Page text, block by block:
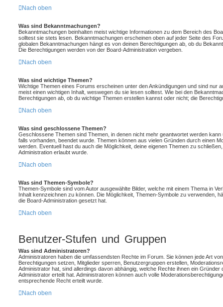
Nach oben
Was sind Bekanntmachungen?
Bekanntmachungen beinhalten meist wichtige Informationen zu dem Bereich des
solltest sie stets lesen. Bekanntmachungen erscheinen oben auf jeder Seite des
globalen Bekanntmachungen hängt es von deinen Berechtigungen ab, ob du
Die Berechtigungen werden von der Board-Administration vergeben.
Nach oben
Was sind wichtige Themen?
Wichtige Themen eines Forums erscheinen unter den Ankündigungen und sind nur
meist einen wichtigen Inhalt, weswegen du sie lesen solltest. Wie bei den
Berechtigungen ab, ob du wichtige Themen erstellen kannst oder nicht; die
Nach oben
Was sind geschlossene Themen?
Geschlossene Themen sind Themen, in denen nicht mehr geantwortet werden kann
falls vorhanden, beendet wurde. Themen können aus vielen Gründen durch einen
werden. Eventuell hast du auch die Möglichkeit, deine eigenen Themen zu
Administration erlaubt wurde.
Nach oben
Was sind Themen-Symbole?
Themen-Symbole sind vom Autor ausgewählte Bilder, welche mit einem Thema in
Inhalt kennzeichnen zu können. Die Möglichkeit, Themen-Symbole zu verwenden,
die Board-Administration gesetzt hat.
Nach oben
Benutzer-Stufen und Gruppen
Was sind Administratoren?
Administratoren haben die umfassendsten Rechte im Forum. Sie können jede Art
Berechtigungen setzen, Mitglieder sperren, Benutzergruppen erstellen,
Administrator hat, sind allerdings davon abhängig, welche Rechte ihnen ein
Administrator erteilt hat. Administratoren können auch volle
entsprechende Recht erteilt wurde.
Nach oben